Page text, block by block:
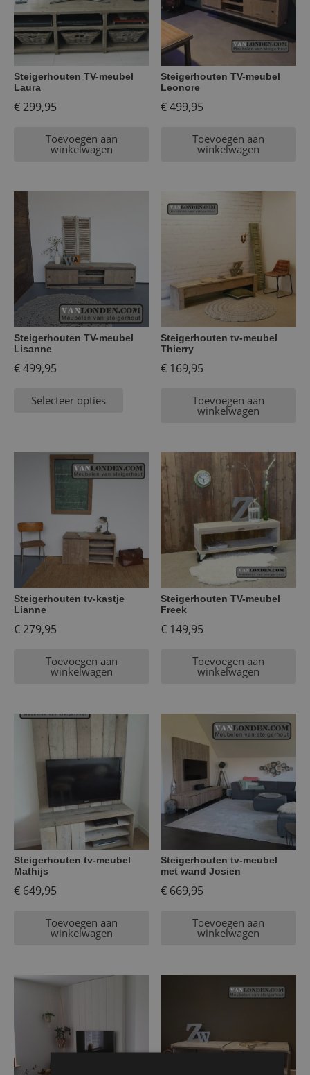
Steigerhouten TV-meubel
Laura
€299,95
Toevoegen aan
winkelwagen
Steigerhouten TV-meubel
Leonore
€499,95
Toevoegen aan
winkelwagen
Steigerhouten TV-meubel
Lisanne
€499,95
Selecteer opties
Steigerhouten tv-meubel
Thierry
€ 169,95
Toevoegen aan
winkelwagen
Steigerhouten tv-kastje
Lianne
€279,95
Toevoegen aan
winkelwagen
Steigerhouten TV-meubel
Freek
€ 149,95
Toevoegen aan
winkelwagen
Steigerhouten tv-meubel
Mathijs
€ 649,95
Toevoegen aan
winkelwagen
Steigerhouten tv-meubel
met wand Josien
€ 669,95
Toevoegen aan
winkelwagen